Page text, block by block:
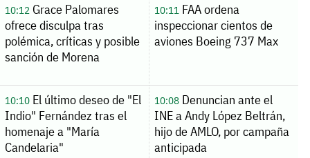
10:12Grace Palomares
ofrece disculpa tras
polémica, críticas y posible
sanción de Morena
10:11FAA ordena
inspeccionar cientos de
aviones Boeing 737 Max
10:10El último deseo de "El
Indio" Fernández tras el
homenaje a "María
Candelaria"
10:08Denuncian ante el
INE a Andy López Beltrán,
hijo de AMLO, por campaña
anticipada